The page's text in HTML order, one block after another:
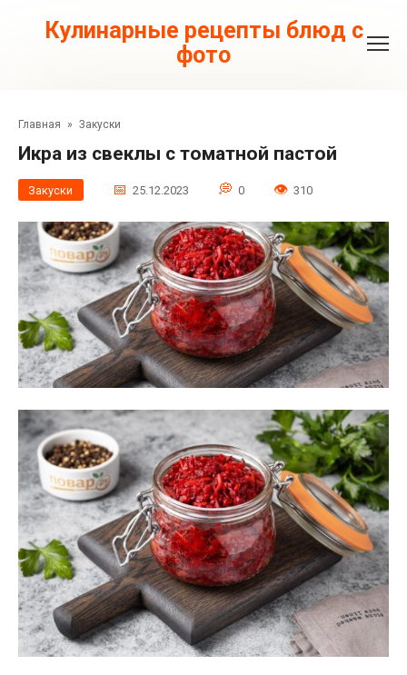
контентуКулинарные рецепты блюд с
фото
Главная » Закуски
Икра из свеклы с томатной пастой
Закуски 25.12.2023 0 310